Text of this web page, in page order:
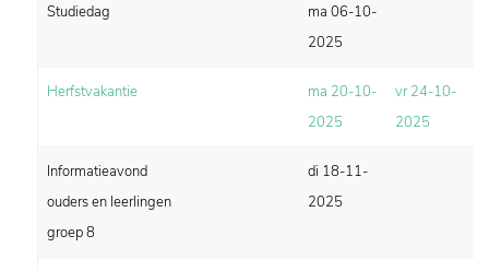
Studiedag
ma 06-10-
2025
Herfstvakantie
ma 20-10-
2025
vr 24-10-
2025
Informatieavond
ouders en leerlingen
groep 8
di 18-11-
2025